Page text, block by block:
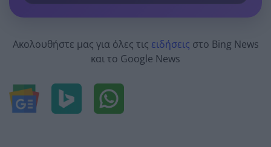
Ακολουθήστε μας για όλες τις ειδήσεις στο Bing News
και το Google News